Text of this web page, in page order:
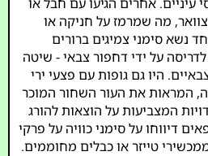
מה שמרמז על חניקה או
נשא סימני צמיגים ברורים
על ידי דחפור צבאי - שיטה
היו גם גופות עם פצעי ירי
המראות את העור השחור המוכר
המצביעות על הוצאות להורג
דיווחו על סימני כוויה על פרקי
טייזר או כבלים מחוממים.